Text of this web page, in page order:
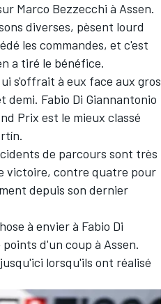
Marco Bezzecchi à Assen.
diverses, pèsent lourd
les commandes, et c'est
a tiré le bénéfice.
s'offrait à eux face aux gros
Fabio Di Giannantonio
Prix est le mieux classé
de parcours sont très
victoire, contre quatre pour
depuis son dernier
à envier à Fabio Di
d'un coup à Assen.
lorsqu'ils ont réalisé